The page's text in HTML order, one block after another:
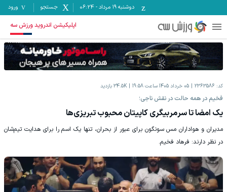
دوشنبه ۱۹ مرداد -
06:24 جستجو ورود
اپلیکیشن اندروید ورزش سه
کد: 2363586 05 خرداد 1405 ساعت 19:58 34.5K بازدید
فخیم در همه حالت در نقش ناجی؛
یک امضا تا سرمربیگری کاپیتان محبوب تبریزی‌ها
مدیران و هواداران مس سونگون برای عبور از بحران، تنها یک اسم را برای هدایت تیم‌شان
در نظر دارند: فرهاد فخیم.